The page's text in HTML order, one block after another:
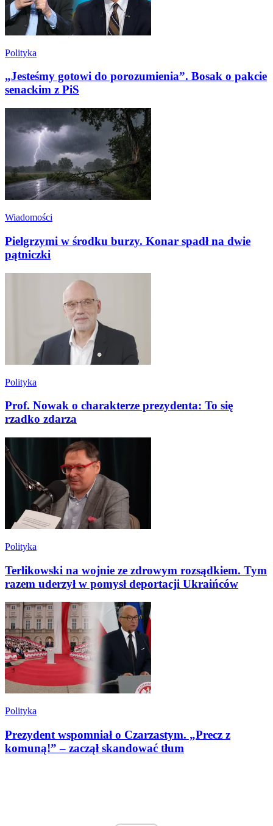
Polityka
„Jesteśmy gotowi do porozumienia”. Bosak o pakcie
senackim z PiS
Wiadomości
Pielgrzymi w środku burzy. Konar spadł na dwie
pątniczki
Polityka
Prof. Nowak o charakterze prezydenta: To się
rzadko zdarza
Polityka
Terlikowski na wojnie ze zdrowym rozsądkiem. Tym
razem uderzył w pomysł deportacji Ukraińców
Polityka
Prezydent wspomniał o Czarzastym. „Precz z
komuną!” – zaczął skandować tłum